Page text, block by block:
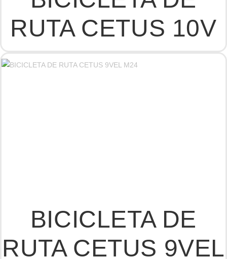
RUTA CETUS 10V
BICICLETA DE
RUTA CETUS 9VEL